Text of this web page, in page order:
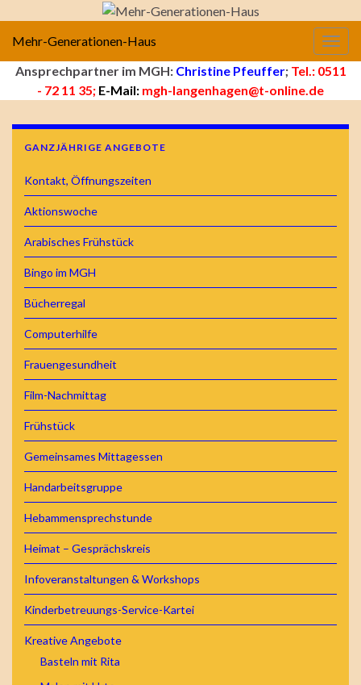
Mehr-Generationen-Haus
Ansprechpartner im MGH: Christine Pfeuffer; Tel.: 0511
- 72 11 35; E-Mail: mgh-langenhagen@t-online.de
GANZJÄHRIGE ANGEBOTE
Kontakt, Öffnungszeiten
Aktionswoche
Arabisches Frühstück
Bingo im MGH
Bücherregal
Computerhilfe
Frauengesundheit
Film-Nachmittag
Frühstück
Gemeinsames Mittagessen
Handarbeitsgruppe
Hebammensprechstunde
Heimat – Gesprächskreis
Infoveranstaltungen & Workshops
Kinderbetreuungs-Service-Kartei
Kreative Angebote
Basteln mit Rita